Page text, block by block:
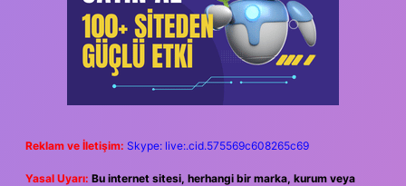
Reklam ve İletişim: Skype: live:.cid.575569c608265c69
Yasal Uyarı: Bu internet sitesi, herhangi bir marka, kurum veya